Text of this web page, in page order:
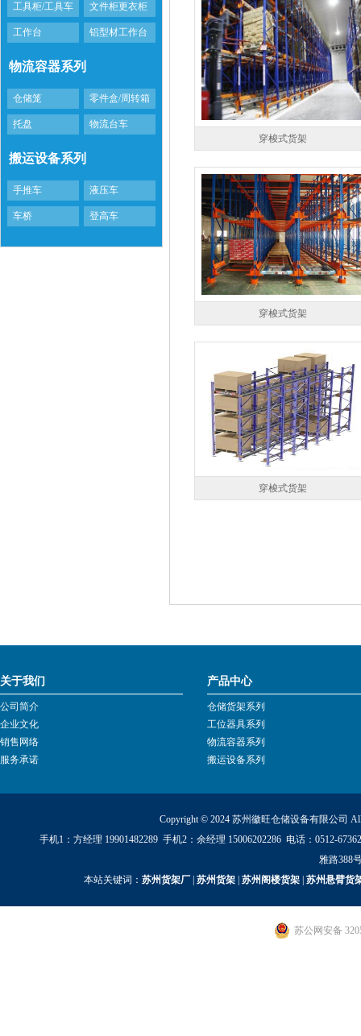
工具柜/工具车 文件柜更衣柜
工作台 铝型材工作台
物流容器系列
仓储笼 零件盒/周转箱
托盘 物流台车
搬运设备系列
手推车 液压车
车桥 登高车
穿梭式货架
穿梭式货架
穿梭式货架
关于我们
公司简介
企业文化
销售网络
服务承诺
产品中心
仓储货架系列
工位器具系列
物流容器系列
搬运设备系列
Copyright © 2024 苏州徽旺仓储设备有限公司
手机1：方经理 19901482289 手机2：余经理 15006202286 电话：0512-
雅路388
本站关键词： 苏州货架厂 苏州货架 苏州阁楼货架 苏州悬臂货
苏公网安备